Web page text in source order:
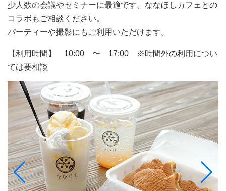
少人数の会議やセミナーに最適です。ななほしカフェとの
コラボもご相談ください。
パーティーや撮影にもご利用いただけます。
【利用時間】 10:00 〜 17:00 ※時間外の利用につい
ては要相談